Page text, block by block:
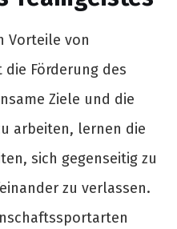
Vorteile von
Förderung des
Ziele und die
arbeiten, lernen die
sich gegenseitig zu
zu verlassen.